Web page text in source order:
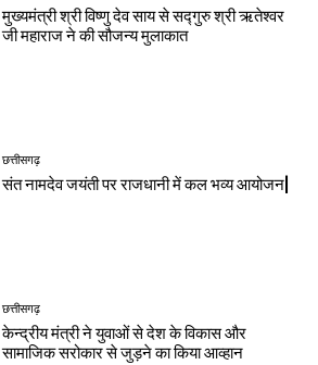
मुख्यमंत्री श्री विष्णु देव साय से सद्गुरु श्री ऋतेश्वर
जी महाराज ने की सौजन्य मुलाकात
छत्तीसगढ़
संत नामदेव जयंती पर राजधानी में कल भव्य आयोजन|
छत्तीसगढ़
केन्द्रीय मंत्री ने युवाओं से देश के विकास और
सामाजिक सरोकार से जुड़ने का किया आव्हान